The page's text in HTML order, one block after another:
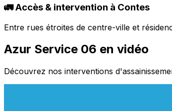
🚛 Accès & intervention à Contes
Entre rues étroites de centre-ville et
Azur Service 06 en vidéo
Découvrez nos interventions